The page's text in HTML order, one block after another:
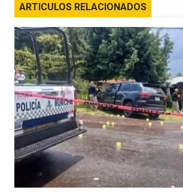
ARTICULOS RELACIONADOS